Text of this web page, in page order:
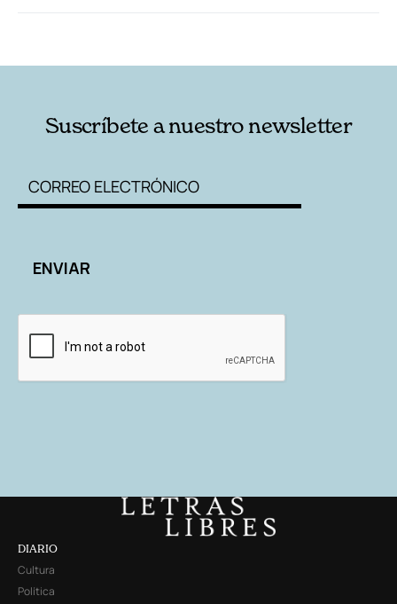
Suscríbete a nuestro newsletter
DIARIO
Cultura
Política